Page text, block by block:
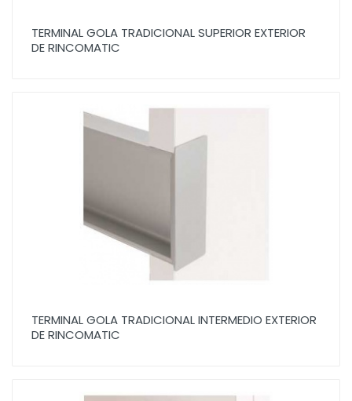
TERMINAL GOLA TRADICIONAL SUPERIOR EXTERIOR
DE RINCOMATIC
TERMINAL GOLA TRADICIONAL INTERMEDIO EXTERIOR
DE RINCOMATIC